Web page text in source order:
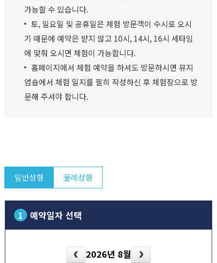
가능할 수 있습니다.
토, 일요일 및 공휴일은 체험 방문객이 수시로 오시
기 때문에 예약은 받지 않고 10시, 14시, 16시 세타임
에 맞춰 오시면 체험이 가능합니다.
홈페이지에서 체험 예약을 하셔도 방문하시면 뮤지
엄숍에서 체험 일지를 필히 작성하신 후 체험장으로 방
문해 주셔야 합니다.
일반성형 물레성형
1 예약일자 선택
2026년 8월